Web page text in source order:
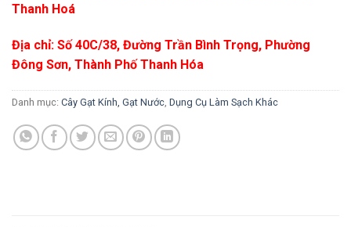
Thanh Hoá
Địa chỉ: Số 40C/38, Đường Trần Bình Trọng, Phường
Đông Sơn, Thành Phố Thanh Hóa
Danh mục: Cây Gạt Kính, Gạt Nước, Dụng Cụ Làm Sạch Khác